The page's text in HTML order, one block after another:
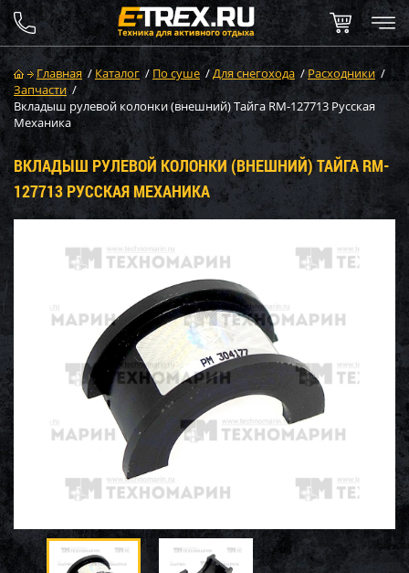
Главная / Каталог / По суше /Для снегохода /Расходники /
Запчасти /
Вкладыш рулевой колонки (внешний) Тайга RM-127713 Русская
Механика
ВКЛАДЫШ РУЛЕВОЙ КОЛОНКИ (ВНЕШНИЙ) ТАЙГА RM-
127713 РУССКАЯ МЕХАНИКА